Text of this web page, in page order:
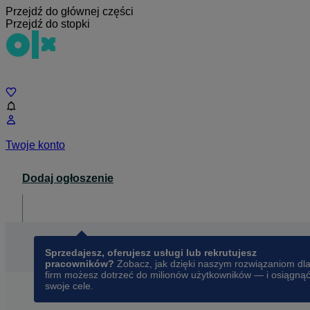
Przejdź do głównej części
Przejdź do stopki
Twoje konto
Dodaj ogłoszenie
Sprzedajesz, oferujesz usługi lub rekrutujesz
pracowników? Zobacz, jak dzięki naszym rozwiązaniom dla
firm możesz dotrzeć do milionów użytkowników — i osiągnąć
swoje cele.